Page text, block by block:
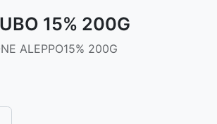
15% 200G
ALEPPO15% 200G